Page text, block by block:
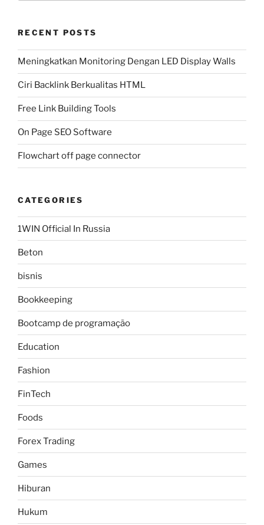
RECENT POSTS
Meningkatkan Monitoring Dengan LED Display Walls
Ciri Backlink Berkualitas HTML
Free Link Building Tools
On Page SEO Software
Flowchart off page connector
CATEGORIES
1WIN Official In Russia
Beton
bisnis
Bookkeeping
Bootcamp de programação
Education
Fashion
FinTech
Foods
Forex Trading
Games
Hiburan
Hukum